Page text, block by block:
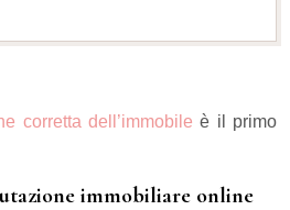
corretta dell’immobile è il primo
immobiliare online